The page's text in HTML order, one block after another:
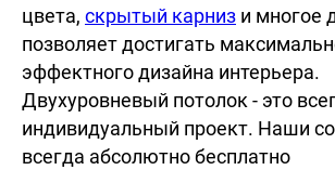
цвета, скрытый карниз и многое
позволяет достигать
эффектного дизайна интерьера.
Двухуровневый потолок - это
индивидуальный проект. Наши
всегда абсолютно бесплатно